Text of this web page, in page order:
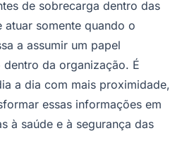
de sobrecarga dentro das
atuar somente quando o
a assumir um papel
da organização. É
a dia com mais proximidade,
essas informações em
à saúde e à segurança das